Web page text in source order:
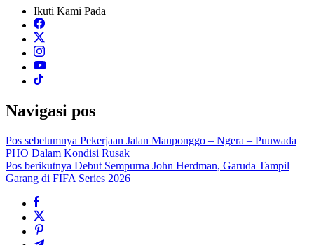
Ikuti Kami Pada
Navigasi pos
Pos sebelumnya Pekerjaan Jalan Mauponggo – Ngera – Puuwada
PHO Dalam Kondisi Rusak
Pos berikutnya Debut Sempurna John Herdman, Garuda Tampil
Garang di FIFA Series 2026